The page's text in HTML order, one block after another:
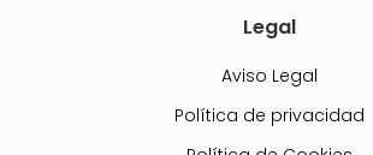
Legal
Aviso Legal
Política de privacidad